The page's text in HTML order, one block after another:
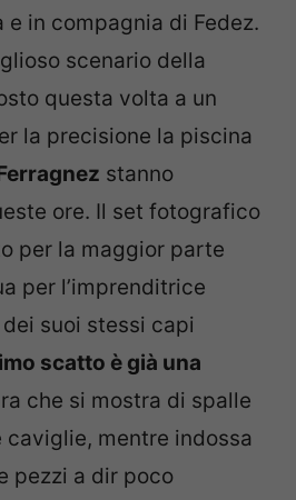
in compagnia di Fedez.
scenario della
questa volta a un
la precisione la piscina
stanno
ore. Il set fotografico
per la maggior parte
per l’imprenditrice
suoi stessi capi
scatto è già una
che si mostra di spalle
caviglie, mentre indossa
pezzi a dir poco